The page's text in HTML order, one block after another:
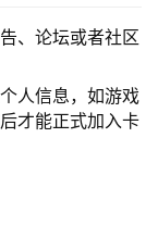
、论坛或者社区
人信息，如游戏
才能正式加入卡